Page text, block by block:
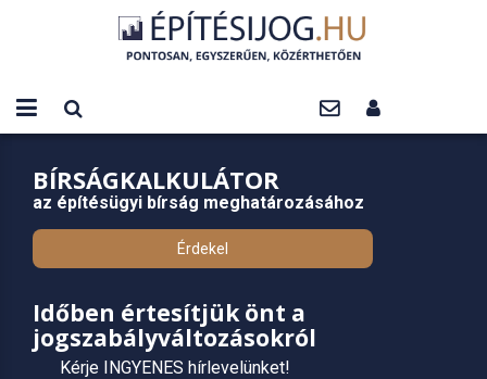
BÍRSÁGKALKULÁTOR
az építésügyi bírság meghatározásához
Érdekel
Időben értesítjük önt a
jogszabályváltozásokról
Kérje INGYENES hírlevelünket!